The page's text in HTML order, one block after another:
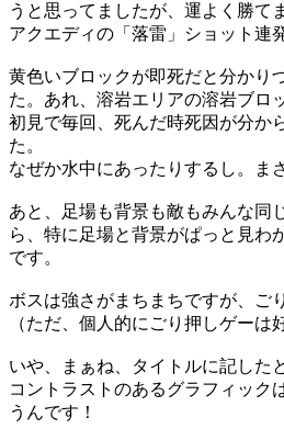
うと思ってましたが、運よく勝て
アクエディの「落雷」ショット連
黄色いブロックが即死だと分かり
た。あれ、溶岩エリアの溶岩ブロ
初見で毎回、死んだ時死因が分か
た。
なぜか水中にあったりするし。ま
あと、足場も背景も敵もみんな同
ら、特に足場と背景がぱっと見わ
です。
ボスは強さがまちまちですが、ご
（ただ、個人的にごり押しゲーは
いや、まぁね、タイトルに記した
コントラストのあるグラフィック
うんです！